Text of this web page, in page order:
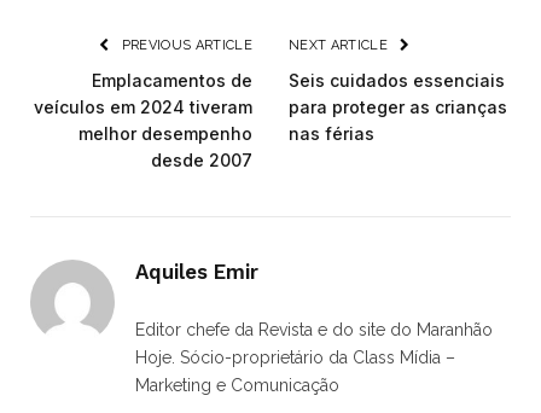
PREVIOUS ARTICLE
Emplacamentos de
veículos em 2024 tiveram
melhor desempenho
desde 2007
NEXT ARTICLE
Seis cuidados essenciais
para proteger as crianças
nas férias
Aquiles Emir
Editor chefe da Revista e do site do Maranhão
Hoje. Sócio-proprietário da Class Mídia –
Marketing e Comunicação